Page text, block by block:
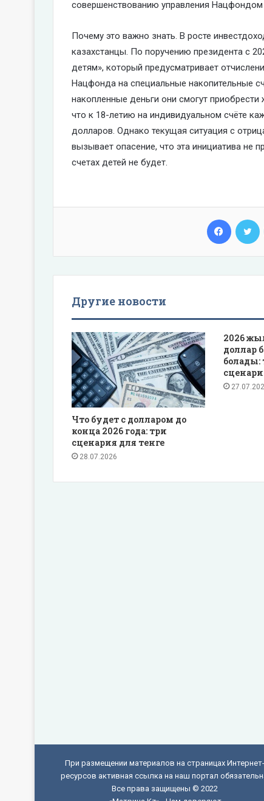
совершенствованию управления Нацфондом
Почему это важно знать. В росте
казахстанцы. По поручению президента с
детям», который предусматривает
Нацфонда на специальные накопительные
накопленные деньги они смогут
что к 18-летию на индивидуальном счёте
долларов. Однако текущая ситуация с
вызывает опасение, что эта инициатива не
счетах детей не будет.
Facebook
Другие новости
Что будет с долларом до
конца 2026 года: три
сценария для тенге
28.07.2026
2026
доллар
болады:
При размещении материалов на страницах Интернет-
ресурсов активная ссылка на наш портал
Все права защищены © 2022